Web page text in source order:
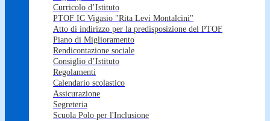
Curricolo d’Istituto
PTOF IC Vigasio "Rita Levi Montalcini"
Atto di indirizzo per la predisposizione del PTOF
Piano di Miglioramento
Rendicontazione sociale
Consiglio d’Istituto
Regolamenti
Calendario scolastico
Assicurazione
Segreteria
Scuola Polo per l'Inclusione